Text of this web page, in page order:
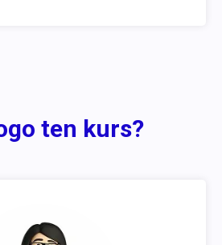
ten kurs?